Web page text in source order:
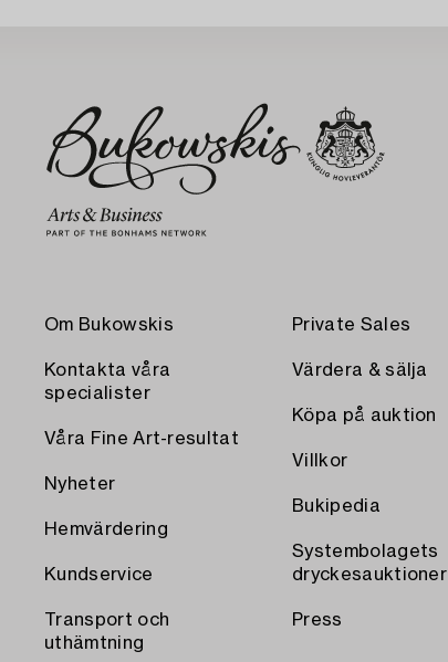
Om Bukowskis
Kontakta våra
specialister
Våra Fine Art-resultat
Nyheter
Hemvärdering
Kundservice
Transport och
uthämtning
Private Sales
Värdera & sälja
Köpa på auktion
Villkor
Bukipedia
Systembolagets
dryckesauktioner
Press